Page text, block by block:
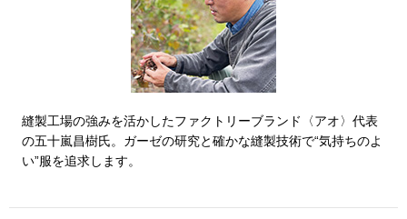
ヘンリーコッ
おすすめ特集
縫製工場の強みを活かしたファクトリーブランド〈アオ〉代表
の五十嵐昌樹氏。ガーゼの研究と確かな縫製技術で“気持ちのよ
い”服を追求します。